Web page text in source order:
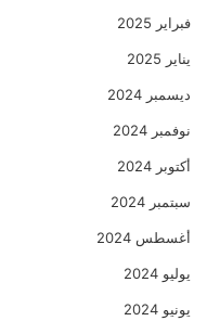
فبراير 2025
يناير 2025
ديسمبر 2024
نوفمبر 2024
أكتوبر 2024
سبتمبر 2024
أغسطس 2024
يوليو 2024
يونيو 2024